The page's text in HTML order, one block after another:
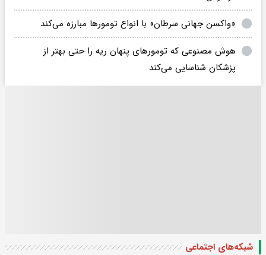
«واکسن جهانی سرطان» با انواع تومورها مبارزه می‌کند
هوش مصنوعی که تومورهای پنهان ریه را حتی بهتر از
پزشکان شناسایی می‌کند
شبکه‌های اجتماعی